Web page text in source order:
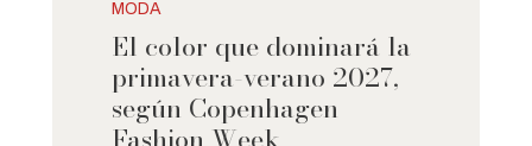
MODA
El color que dominará la
primavera-verano 2027,
según Copenhagen